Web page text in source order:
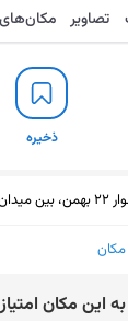
ذخیره
تصاویر
ذخیره
بابک)
مکان
ﺑﻪ اﯾﻦ ﻣﮑﺎن